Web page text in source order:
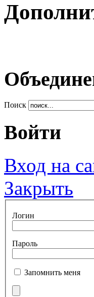
Поиск
Войти
Вход на
Закрыть
Логин
Пароль
Запомнить меня